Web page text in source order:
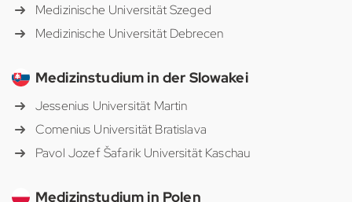
Medizinische Universität Szeged
Medizinische Universität Debrecen
Medizinstudium in der Slowakei
Jessenius Universität Martin
Comenius Universität Bratislava
Pavol Jozef Šafarik Universität Kaschau
Medizinstudium in Polen